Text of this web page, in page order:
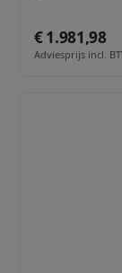
€ 1.981,98
Adviesprijs incl.